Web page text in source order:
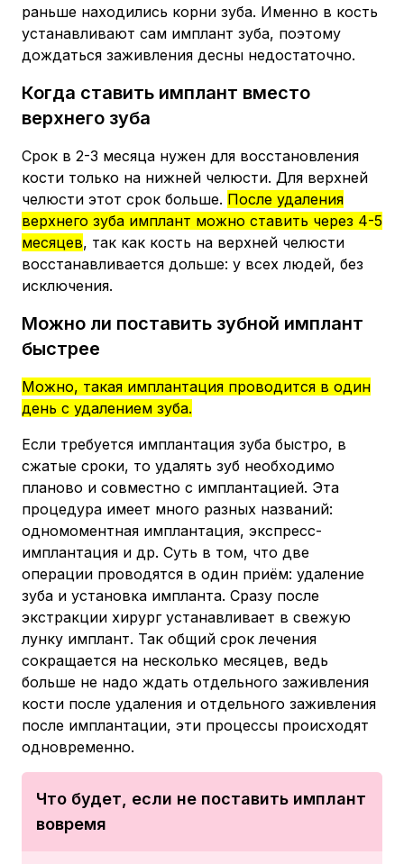
раньше находились корни зуба. Именно в кость
устанавливают сам имплант зуба, поэтому
дождаться заживления десны недостаточно.
Когда ставить имплант вместо
верхнего зуба
Срок в 2-3 месяца нужен для восстановления
кости только на нижней челюсти. Для верхней
челюсти этот срок больше. После удаления
верхнего зуба имплант можно ставить через 4-5
месяцев, так как кость на верхней челюсти
восстанавливается дольше: у всех людей, без
исключения.
Можно ли поставить зубной имплант
быстрее
Можно, такая имплантация проводится в один
день с удалением зуба.
Если требуется имплантация зуба быстро, в
сжатые сроки, то удалять зуб необходимо
планово и совместно с имплантацией. Эта
процедура имеет много разных названий:
одномоментная имплантация, экспресс-
имплантация и др. Суть в том, что две
операции проводятся в один приём: удаление
зуба и установка импланта. Сразу после
экстракции хирург устанавливает в свежую
лунку имплант. Так общий срок лечения
сокращается на несколько месяцев, ведь
больше не надо ждать отдельного заживления
кости после удаления и отдельного заживления
после имплантации, эти процессы происходят
одновременно.
Что будет, если не поставить имплант
вовремя